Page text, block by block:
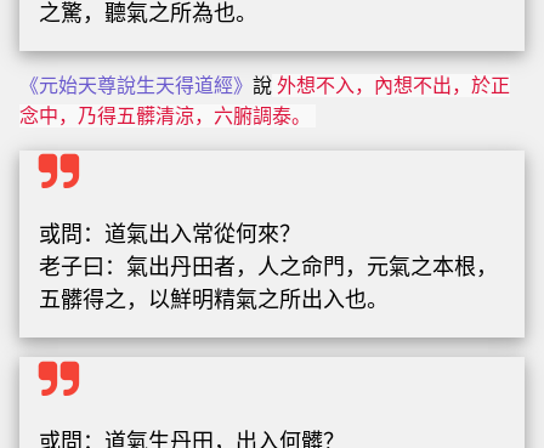
之驚，聽氣之所為也。
《元始天尊說生天得道經》 說 外想不入，內想不出，於正
念中，乃得五髒清涼，六腑調泰。
或問：道氣出入常從何來？
老子曰：氣出丹田者，人之命門，元氣之本根，
五髒得之，以鮮明精氣之所出入也。
或問：道氣生丹田，出入何髒？